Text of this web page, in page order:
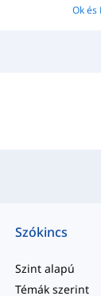
Ok és
Szókincs
Szint alapú
Témák szerint